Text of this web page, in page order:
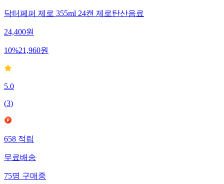
닥터페퍼 제로 355ml 24캔 제로탄산음료
24,400원
10%21,960원
5.0
(3)
658 적립
무료배송
75명 구매중